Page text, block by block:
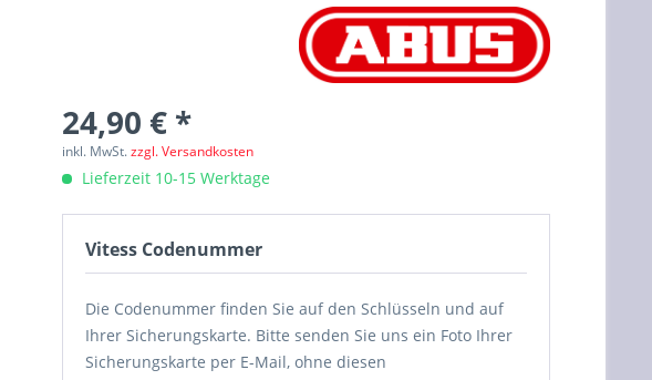
24,90 € *
inkl. MwSt.zzgl. Versandkosten
Lieferzeit 10-15 Werktage
Vitess Codenummer
Die Codenummer finden Sie auf den Schlüsseln und auf
Ihrer Sicherungskarte. Bitte senden Sie uns ein Foto Ihrer
Sicherungskarte per E-Mail, ohne diesen